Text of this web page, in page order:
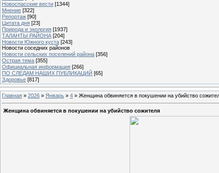
Новоспасские вести [1344]
Мнение [322]
Репортаж [90]
Цитата дня [23]
Природа и экология [1937]
ТАЛАНТЫ РАЙОНА [204]
Новости Южного куста [243]
Новости соседних районов
Новости сельских поселений района [356]
Острая тема [355]
Официальная информация [266]
ПО СЛЕДАМ НАШИХ ПУБЛИКАЦИЙ [65]
Здоровье [817]
Главная » 2026 » Январь » 4 » Женщина обвиняется в покушении на убийство
Женщина обвиняется в покушении на убийство сожителя